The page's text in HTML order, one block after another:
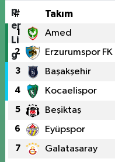
# Takım
1 Amed
2 Erzurumspor FK
3 Başakşehir
4 Kocaelispor
5 Beşiktaş
6 Eyüpspor
7 Galatasaray